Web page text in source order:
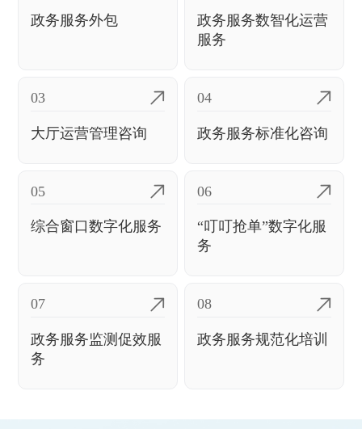
政务服务外包
政务服务数智化运营
服务
03
大厅运营管理咨询
04
政务服务标准化咨询
05
综合窗口数字化服务
06
“叮叮抢单”数字化服
务
07
政务服务监测促效服
务
08
政务服务规范化培训